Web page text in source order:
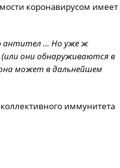
коронавирусом имеет
антител … Но уже ж
они обнаруживаются в
может в дальнейшем
иммунитета